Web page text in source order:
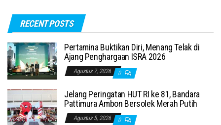
RECENT POSTS
Pertamina Buktikan Diri, Menang Telak di
Ajang Penghargaan ISRA 2026
Agustus 7, 2026 0
Jelang Peringatan HUT RI ke 81, Bandara
Pattimura Ambon Bersolek Merah Putih
Agustus 5, 2026 0